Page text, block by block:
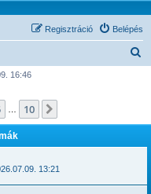
Belépés
Regisztráció
s
é
16:46
10
13:21